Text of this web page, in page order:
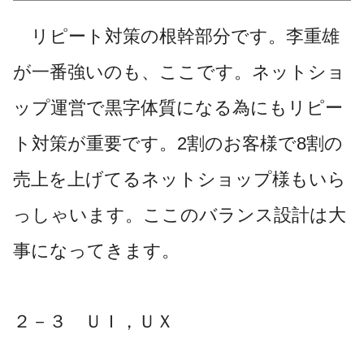
リピート対策の根幹部分です。李重雄
が一番強いのも、ここです。ネットショ
ップ運営で黒字体質になる為にもリピー
ト対策が重要です。2割のお客様で8割の
売上を上げてるネットショップ様もいら
っしゃいます。ここのバランス設計は大
事になってきます。
２－３ ＵＩ，ＵＸ